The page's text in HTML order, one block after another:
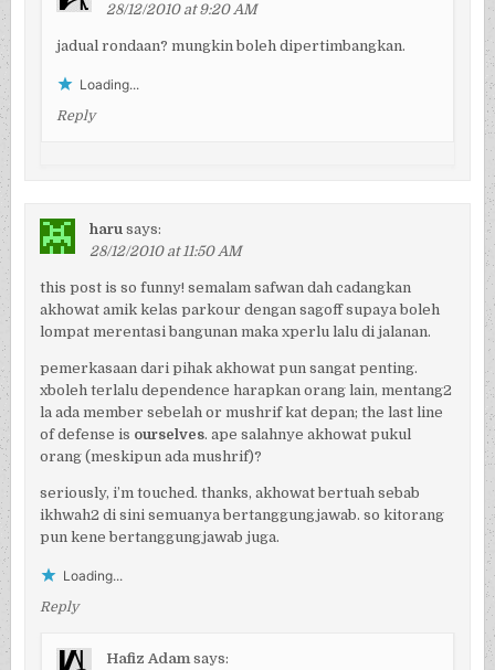
28/12/2010 at 9:20 AM
jadual rondaan? mungkin boleh dipertimbangkan.
Loading...
Reply
haru says:
28/12/2010 at 11:50 AM
this post is so funny! semalam safwan dah cadangkan
akhowat amik kelas parkour dengan sagoff supaya boleh
lompat merentasi bangunan maka xperlu lalu di jalanan.
pemerkasaan dari pihak akhowat pun sangat penting.
xboleh terlalu dependence harapkan orang lain, mentang2
la ada member sebelah or mushrif kat depan; the last line
of defense is ourselves. ape salahnye akhowat pukul
orang (meskipun ada mushrif)?
seriously, i’m touched. thanks, akhowat bertuah sebab
ikhwah2 di sini semuanya bertanggungjawab. so kitorang
pun kene bertanggungjawab juga.
Loading...
Reply
Hafiz Adam says: